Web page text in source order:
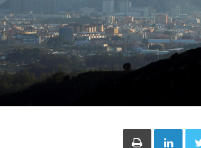
Twitter
LinkedInطباعة